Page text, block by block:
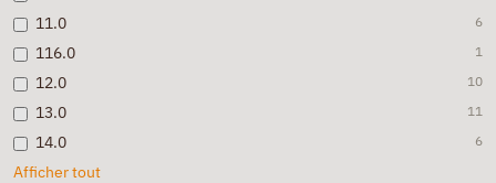
11.0 6
116.0 1
12.0 10
13.0 11
14.0 6
Afficher tout